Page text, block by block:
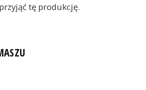
tę produkcję.